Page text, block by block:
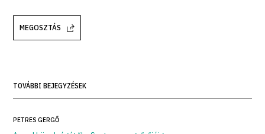
MEGOSZTÁS
TOVÁBBI BEJEGYZÉSEK
PETRES GERGŐ